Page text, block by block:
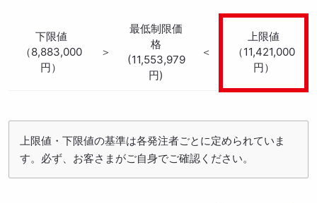
下限値
（8,883,000
円）
＞
最低制限価
格
(11,553,979
円)
＜
上限値
（11,421,000
円）
上限値・下限値の基準は各発注者ごとに定められていま
す。必ず、お客さまがご自身でご確認ください。